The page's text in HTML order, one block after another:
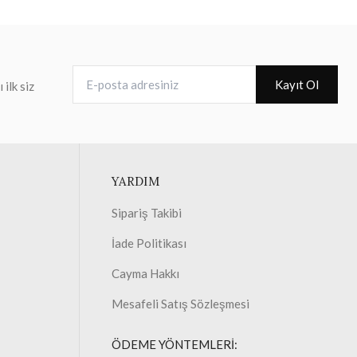
ilk siz
Kayıt Ol
YARDIM
Sipariş Takibi
İade Politikası
Cayma Hakkı
Mesafeli Satış Sözleşmesi
ÖDEME YÖNTEMLERİ: